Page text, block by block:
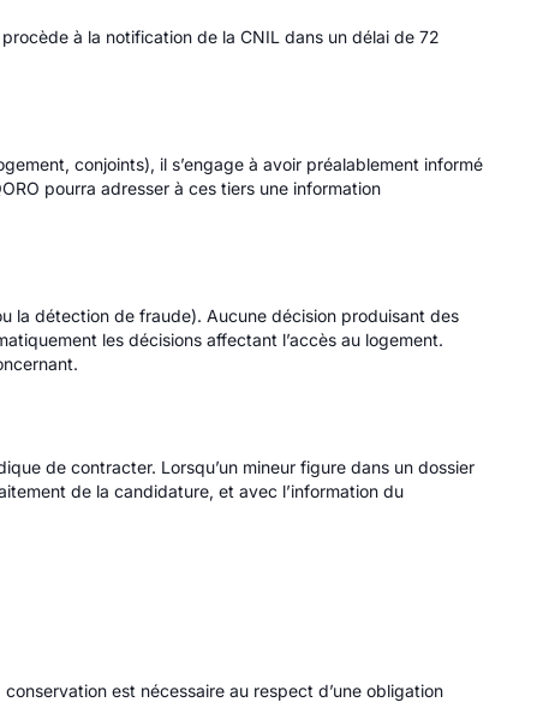
à la notification de la CNIL dans un délai de 72
conjoints), il s’engage à avoir préalablement informé
pourra adresser à ces tiers une information
la détection de fraude). Aucune décision produisant des
les décisions affectant l’accès au logement.
de contracter. Lorsqu’un mineur figure dans un dossier
de la candidature, et avec l’information du
est nécessaire au respect d’une obligation